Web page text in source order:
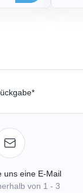
uns eine E-Mail
von 1 - 3